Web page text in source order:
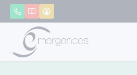
AppelerCatalogue
Panneau de gestion des cookies